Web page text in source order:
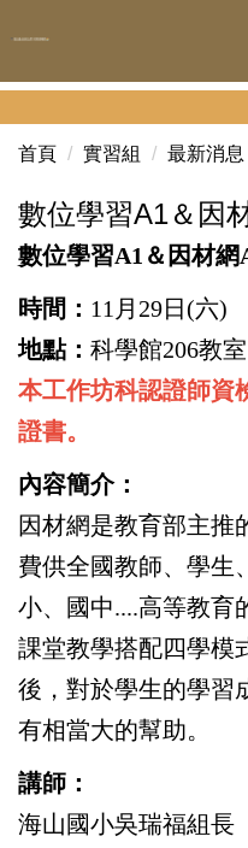
到
容
首頁 實習組 最新消息
數位學習A1＆因
數位學習A1＆因材網
時間： 11月29日(六)
地點： 科學館206教室
本工作坊科認證師資
證書。
內容簡介：
因材網是教育部主推
費供全國教師、學生
小、國中....高等教育
課堂教學搭配四學模
後，對於學生的學習
有相當大的幫助。
講師：
海山國小吳瑞福組長